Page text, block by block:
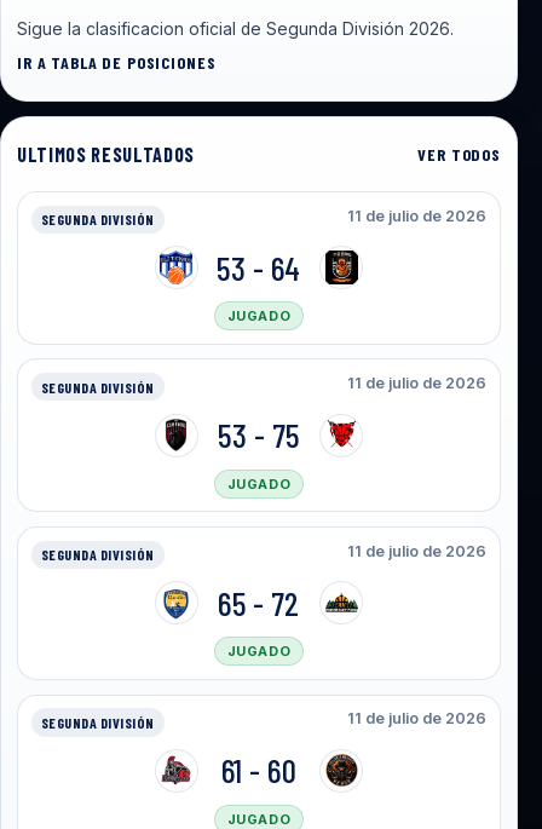
Sigue la clasificacion oficial de Segunda División 2026.
IR A TABLA DE POSICIONES
ULTIMOS RESULTADOS VER TODOS
SEGUNDA DIVISIÓN 11 de julio de 2026
53 - 64
JUGADO
SEGUNDA DIVISIÓN 11 de julio de 2026
53 - 75
JUGADO
SEGUNDA DIVISIÓN 11 de julio de 2026
65 - 72
JUGADO
SEGUNDA DIVISIÓN 11 de julio de 2026
61 - 60
JUGADO